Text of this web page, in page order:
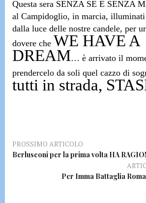
Questa sera SENZA SE E SENZA
al Campidoglio, in marcia,
dalla luce delle nostre candele, per
dovere che WE HAVE A
DREAM… è arrivato il
prendercelo da soli quel cazzo di
tutti in strada,
PROSSIMO ARTICOLO
Berlusconi per la prima volta HA
Per Imma Battaglia